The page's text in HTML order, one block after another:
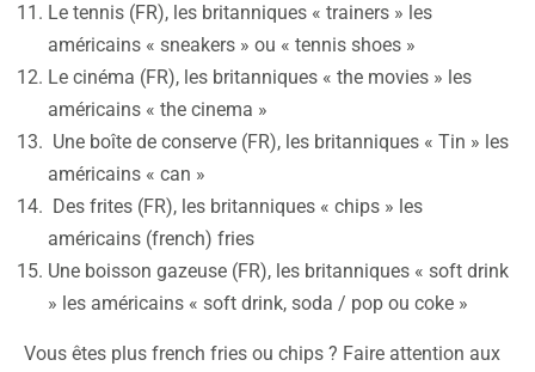
Le tennis (FR), les britanniques « trainers » les
américains « sneakers » ou « tennis shoes »
Le cinéma (FR), les britanniques « the movies » les
américains « the cinema »
Une boîte de conserve (FR), les britanniques « Tin » les
américains « can »
Des frites (FR), les britanniques « chips » les
américains (french) fries
Une boisson gazeuse (FR), les britanniques « soft drink
» les américains « soft drink, soda / pop ou coke »
Vous êtes plus french fries ou chips ? Faire attention aux